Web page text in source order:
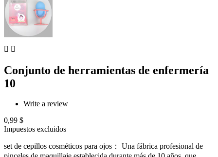
 
Conjunto de herramientas de enfermería
10
Write a review
0,99 $
Impuestos excluidos
set de cepillos cosméticos para ojos： Una fábrica profesional de